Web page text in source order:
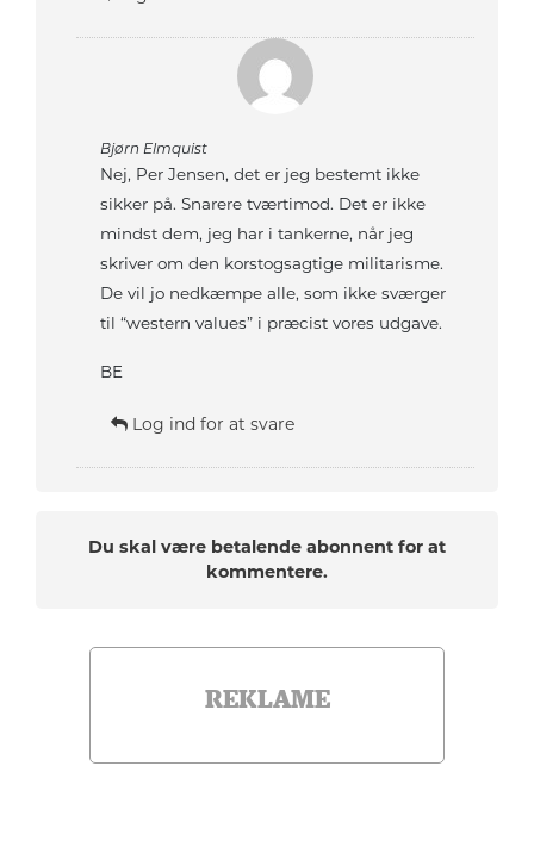
Bjørn Elmquist
Nej, Per Jensen, det er jeg bestemt ikke
sikker på. Snarere tværtimod. Det er ikke
mindst dem, jeg har i tankerne, når jeg
skriver om den korstogsagtige militarisme.
De vil jo nedkæmpe alle, som ikke sværger
til “western values” i præcist vores udgave.
BE
Log ind for at svare
Du skal være betalende abonnent for at
kommentere.
REKLAME